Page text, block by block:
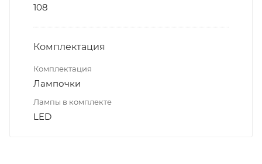
108
Комплектация
Комплектация
Лампочки
Лампы в комплекте
LED